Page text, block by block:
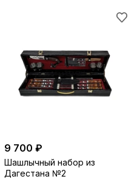
9 700 ₽
Шашлычный набор из
Дагестана №2